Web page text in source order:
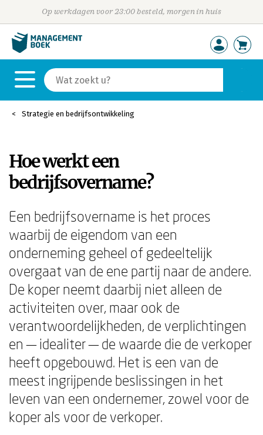
Op werkdagen voor 23:00 besteld, morgen in huis
Strategie en bedrijfsontwikkeling
Hoe werkt een
bedrijfsovername?
Een bedrijfsovername is het proces
waarbij de eigendom van een
onderneming geheel of gedeeltelijk
overgaat van de ene partij naar de andere.
De koper neemt daarbij niet alleen de
activiteiten over, maar ook de
verantwoordelijkheden, de verplichtingen
en — idealiter — de waarde die de verkoper
heeft opgebouwd. Het is een van de
meest ingrijpende beslissingen in het
leven van een ondernemer, zowel voor de
koper als voor de verkoper.